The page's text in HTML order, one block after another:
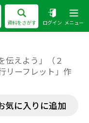
資料をさがす ログイン メニュー
伝えよう」（２
リーフレット」作
気に入りに追加